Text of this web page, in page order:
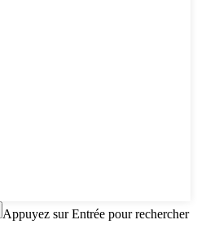
Appuyez sur Entrée pour rechercher